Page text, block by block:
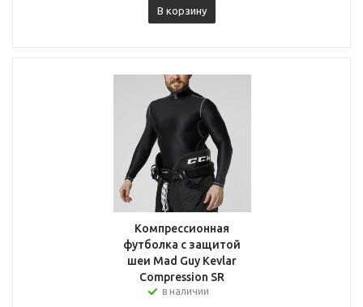
В корзину
Компрессионная
футболка с защитой
шеи Mad Guy Kevlar
Compression SR
в наличии